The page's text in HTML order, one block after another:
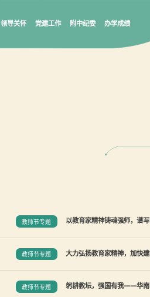
领导关怀 党建工作 附中纪委 办学成绩
教师节专题 以教育家精神铸魂强师，谱
教师节专题 大力弘扬教育家精神，加快
教师节专题 躬耕教坛，强国有我——华南